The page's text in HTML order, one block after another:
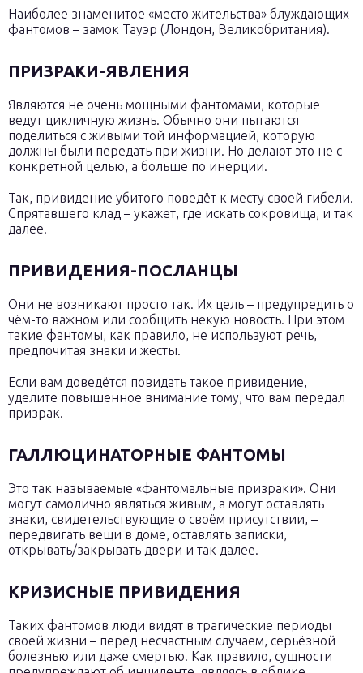
Наиболее знаменитое «место жительства» блуждающих
фантомов – замок Тауэр (Лондон, Великобритания).
ПРИЗРАКИ-ЯВЛЕНИЯ
Являются не очень мощными фантомами, которые
ведут цикличную жизнь. Обычно они пытаются
поделиться с живыми той информацией, которую
должны были передать при жизни. Но делают это не с
конкретной целью, а больше по инерции.
Так, привидение убитого поведёт к месту своей гибели.
Спрятавшего клад – укажет, где искать сокровища, и так
далее.
ПРИВИДЕНИЯ-ПОСЛАНЦЫ
Они не возникают просто так. Их цель – предупредить о
чём-то важном или сообщить некую новость. При этом
такие фантомы, как правило, не используют речь,
предпочитая знаки и жесты.
Если вам доведётся повидать такое привидение,
уделите повышенное внимание тому, что вам передал
призрак.
ГАЛЛЮЦИНАТОРНЫЕ ФАНТОМЫ
Это так называемые «фантомальные призраки». Они
могут самолично являться живым, а могут оставлять
знаки, свидетельствующие о своём присутствии, –
передвигать вещи в доме, оставлять записки,
открывать/закрывать двери и так далее.
КРИЗИСНЫЕ ПРИВИДЕНИЯ
Таких фантомов люди видят в трагические периоды
своей жизни – перед несчастным случаем, серьёзной
болезнью или даже смертью. Как правило, сущности